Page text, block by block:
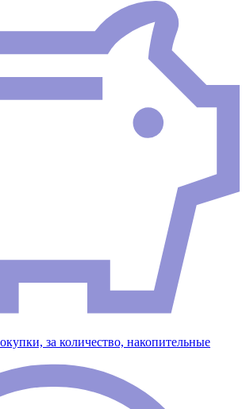
за количество, накопительные